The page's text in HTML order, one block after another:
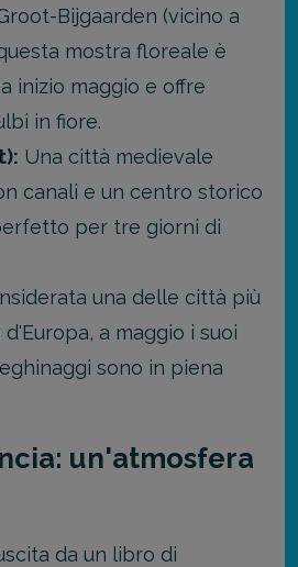
Bijgaarden (vicino a
mostra floreale è
inizio maggio e offre
in fiore.
Una città medievale
canali e un centro storico
per tre giorni di
una delle città più
a maggio i suoi
sono in piena
un'atmosfera
da un libro di